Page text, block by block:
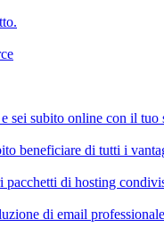
sei subito online con il tuo
beneficiare di tutti i
pacchetti di hosting
di email